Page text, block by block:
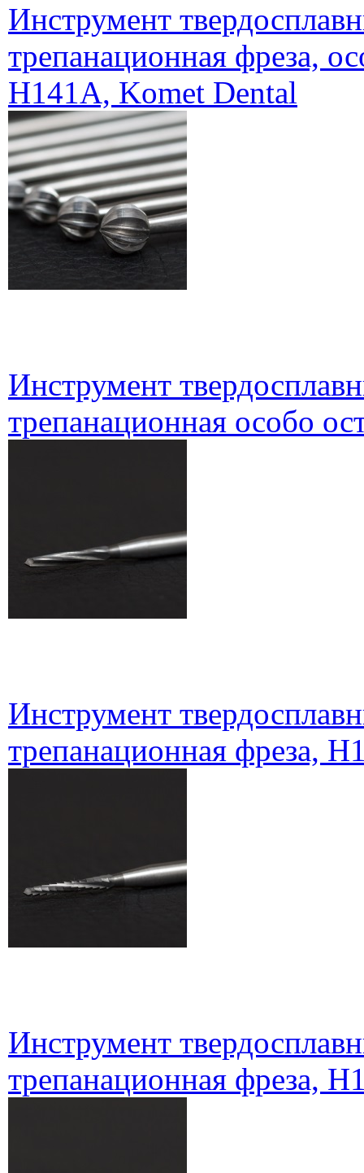
Инструмент
трепанационная фреза,
H141A, Komet Dental
Инструмент
трепанационная особо
Инструмент
трепанационная фреза,
Инструмент
трепанационная фреза,